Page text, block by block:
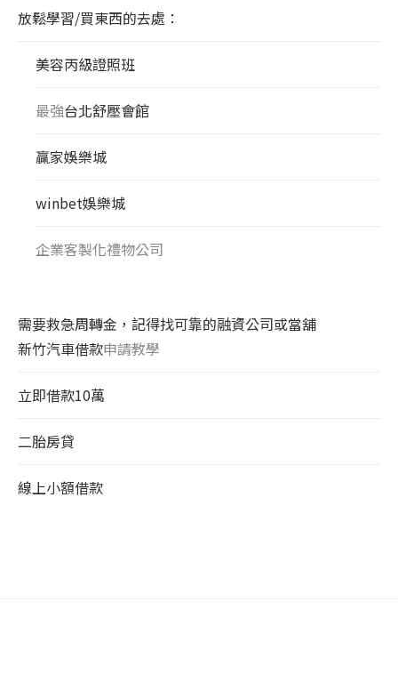
放鬆學習/買東西的去處：
美容丙級證照班
最強台北舒壓會館
贏家娛樂城
winbet娛樂城
企業客製化禮物公司
需要救急周轉金，記得找可靠的融資公司或當舖
新竹汽車借款申請教學
立即借款10萬
二胎房貸
線上小額借款